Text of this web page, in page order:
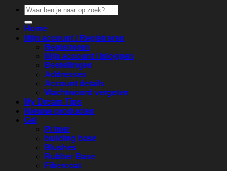
Zoeken
naar:
Home
Mijn account / Registreren
Registreren
Mijn account / Inloggen
Bestellingen
Addresses
Account details
Wachtwoord vergeten
My Dream Tips
Nieuwe producten
Gel
Primer
building base
Blushes
Rubber Base
Fibercoat